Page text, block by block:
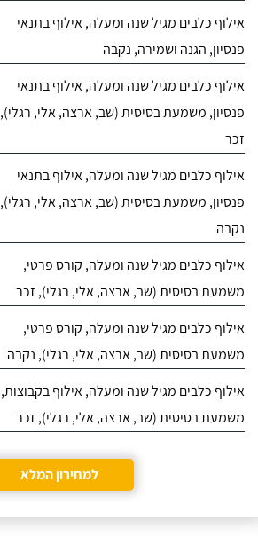
חייג עכשיו
אילוף כלבים מגיל שנה ומעלה, אילוף בתנאי
פנסיון, הגנה ושמירה, נקבה
אילוף כלבים מגיל שנה ומעלה, אילוף בתנאי
פנסיון, משמעת בסיסית (שב, ארצה, אלי, רגלי),
זכר
אילוף כלבים מגיל שנה ומעלה, אילוף בתנאי
פנסיון, משמעת בסיסית (שב, ארצה, אלי, רגלי),
נקבה
אילוף כלבים מגיל שנה ומעלה, קורס פרטי,
משמעת בסיסית (שב, ארצה, אלי, רגלי), זכר
אילוף כלבים מגיל שנה ומעלה, קורס פרטי,
משמעת בסיסית (שב, ארצה, אלי, רגלי), נקבה
אילוף כלבים מגיל שנה ומעלה, אילוף בקבוצות,
משמעת בסיסית (שב, ארצה, אלי, רגלי), זכר
למחירון המלא